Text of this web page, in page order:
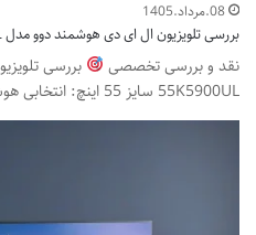
08.مرداد.1405
بررسی تلویزیون ال ای دی هوشمند دوو مدل DSL-55K5900UL سایز 55 اینچ
نقد و بررسی تخصصی
55K5900UL سایز 55 اینچ: انتخابی هوشمندانه؟ آیا…